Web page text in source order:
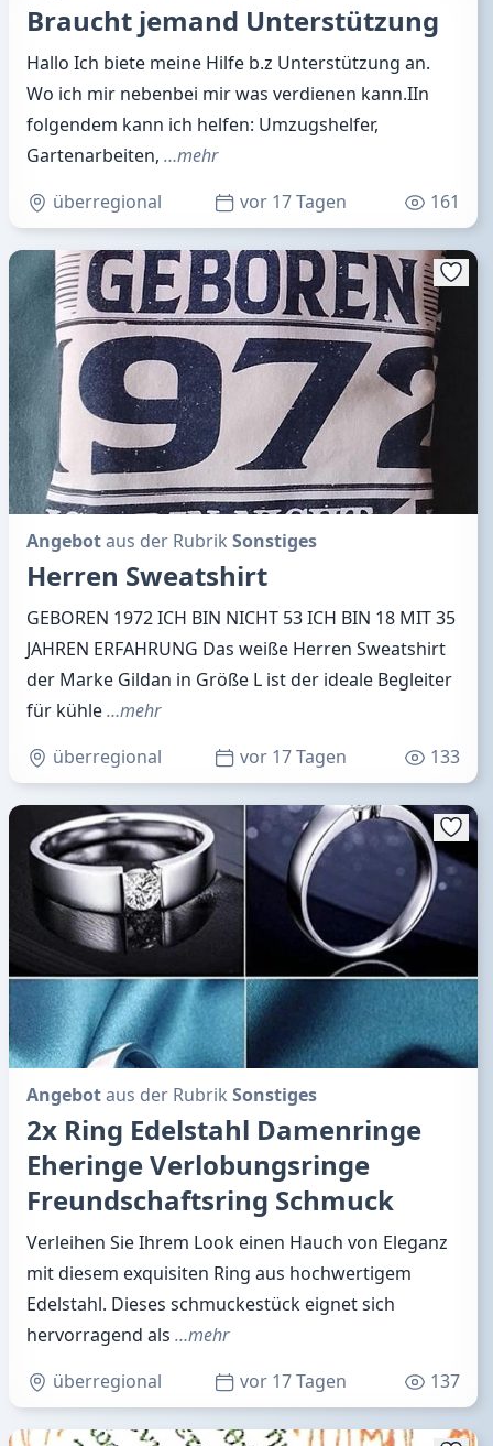
Braucht jemand Unterstützung
Hallo Ich biete meine Hilfe b.z Unterstützung an.
Wo ich mir nebenbei mir was verdienen kann.IIn
folgendem kann ich helfen: Umzugshelfer,
Gartenarbeiten, …mehr
überregional
vor 17 Tagen 161
Angebotaus der Rubrik Sonstiges
Herren Sweatshirt
GEBOREN 1972 ICH BIN NICHT 53 ICH BIN 18 MIT 35
JAHREN ERFAHRUNG Das weiße Herren Sweatshirt
der Marke Gildan in Größe L ist der ideale Begleiter
für kühle…mehr
überregional
vor 17 Tagen 133
Angebotaus der Rubrik Sonstiges
2x Ring Edelstahl Damenringe
Eheringe Verlobungsringe
Freundschaftsring Schmuck
Verleihen Sie Ihrem Look einen Hauch von Eleganz
mit diesem exquisiten Ring aus hochwertigem
Edelstahl. Dieses schmuckestück eignet sich
hervorragend als …mehr
überregional
vor 17 Tagen 137